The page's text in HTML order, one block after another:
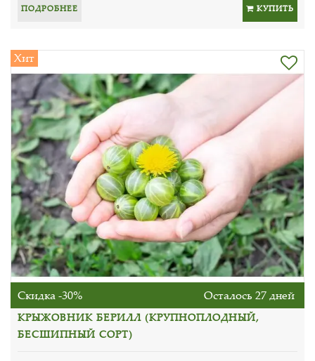
ПОДРОБНЕЕ КУПИТЬ
Хит
Скидка -30% Осталось 27 дней
КРЫЖОВНИК БЕРИЛЛ (КРУПНОПЛОДНЫЙ,
БЕСШИПНЫЙ СОРТ)